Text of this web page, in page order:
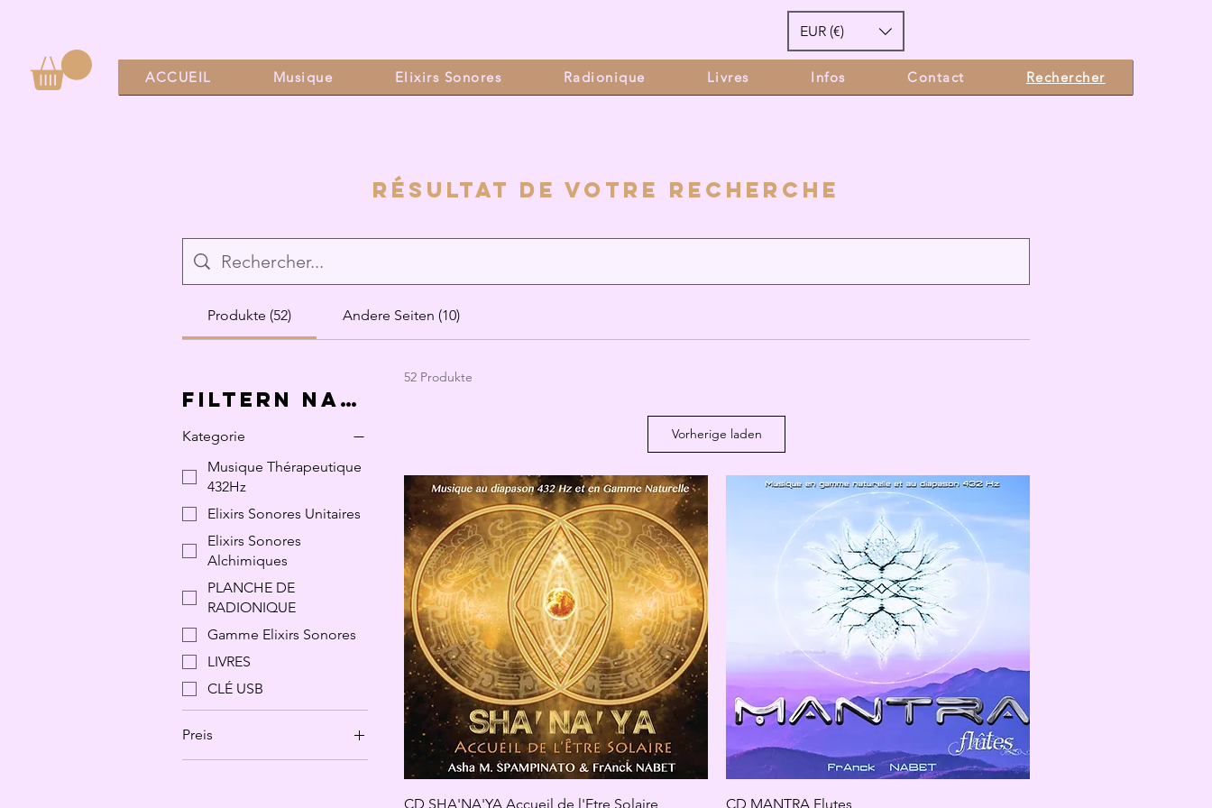
EUR (€)
ACCUEIL Musique Elixirs Sonores Radionique Livres Infos Contact Rechercher
Résultat de voTre recherche
Produkte (52) Andere Seiten (10)
Filtern nach
Kategorie
Musique Thérapeutique
432Hz
Elixirs Sonores Unitaires
Elixirs Sonores
Alchimiques
PLANCHE DE
RADIONIQUE
Gamme Elixirs Sonores
LIVRES
CLÉ USB
Preis
52 Produkte
Vorherige laden
CD SHA'NA'YA Accueil de l'Etre Solaire
CD MANTRA Flutes